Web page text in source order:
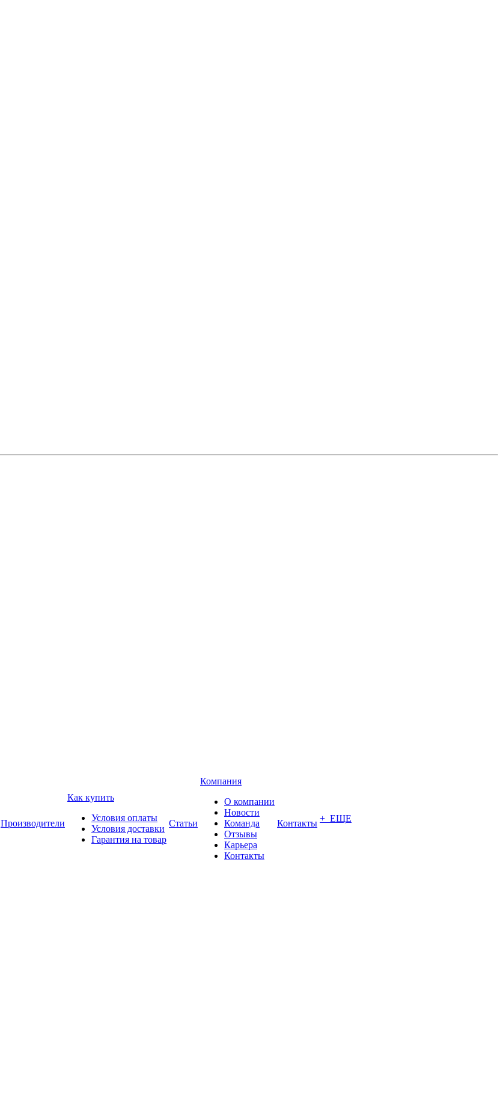
Производители
Как купить
Условия оплаты
Условия доставки
Гарантия на товар
Статьи
Компания
О компании
Новости
Команда
Отзывы
Карьера
Контакты
Контакты + ЕЩЕ